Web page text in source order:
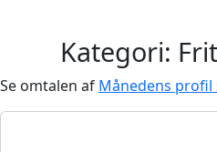
Kategori:
Se omtalen af Månedens profil